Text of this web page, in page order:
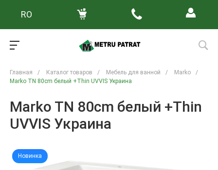
RO
Главная / Каталог товаров / Мебель для ванной / Marko
/
Marko TN 80cm белый +Thin UVVIS Украина
Marko TN 80cm белый +Thin
UVVIS Украина
Новинка